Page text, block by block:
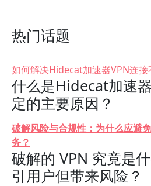
热门话题
如何解决Hidecat加速器VPN连接
什么是Hidecat加速
定的主要原因？
破解风险与合规性：为什么应避
务？
破解的 VPN 究竟是
引用户但带来风险？